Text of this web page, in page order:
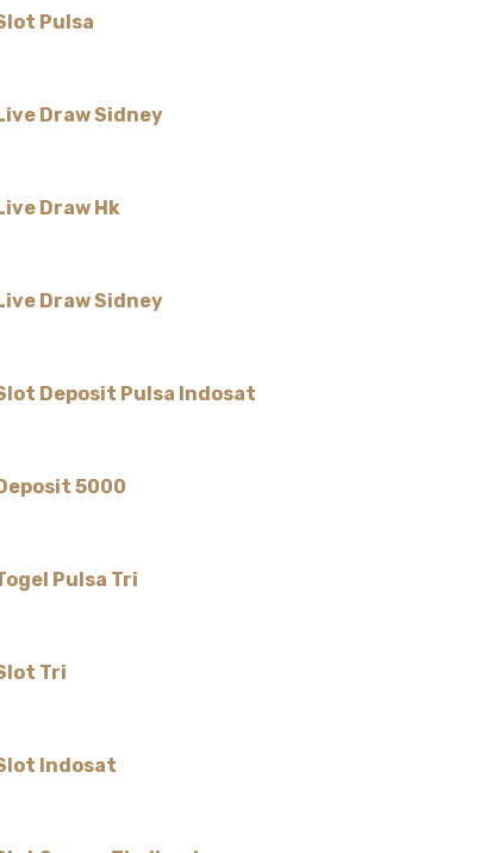
Pulsa
Draw Sidney
Draw Hk
Draw Sidney
Deposit Pulsa Indosat
5000
Pulsa Tri
Tri
Indosat